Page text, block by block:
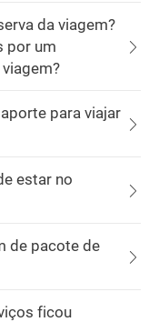
da viagem?
por um
para viajar
estar no
de pacote de
ficou